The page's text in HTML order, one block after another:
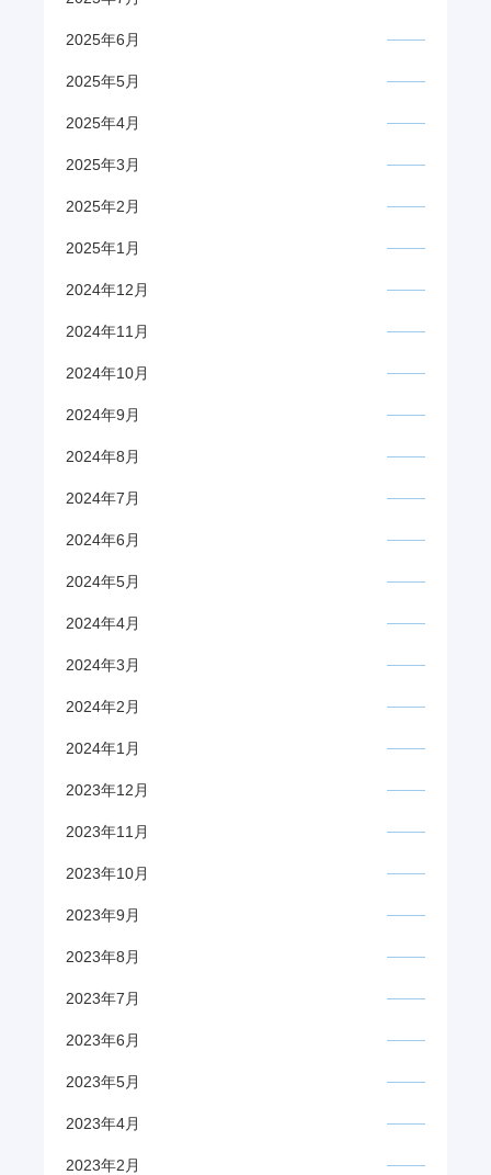
2025年6月
2025年5月
2025年4月
2025年3月
2025年2月
2025年1月
2024年12月
2024年11月
2024年10月
2024年9月
2024年8月
2024年7月
2024年6月
2024年5月
2024年4月
2024年3月
2024年2月
2024年1月
2023年12月
2023年11月
2023年10月
2023年9月
2023年8月
2023年7月
2023年6月
2023年5月
2023年4月
2023年2月